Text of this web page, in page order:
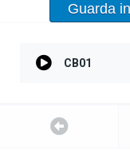
Guarda
CB01